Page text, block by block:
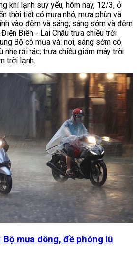
khí lạnh suy yếu, hôm nay, 12/3, ở
thời tiết có mưa nhỏ, mưa phùn và
vào đêm và sáng; sáng sớm và đêm
Biên - Lai Châu trưa chiều trời
Bộ có mưa vài nơi, sáng sớm có
nhẹ rải rác; trưa chiều giảm mây trời
trời lạnh.
Bộ mưa dông, đề phòng lũ